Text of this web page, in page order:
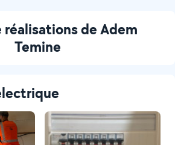
réalisations de Adem
Temine